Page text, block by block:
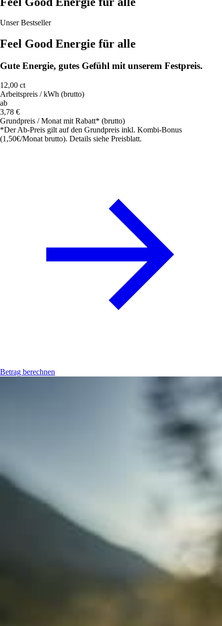
Unser Bestseller
Feel Good Energie für alle
Gute Energie, gutes Gefühl mit unserem Festpreis.
12,00 ct
Arbeitspreis / kWh (brutto)
ab
3,78 €
Grundpreis / Monat mit Rabatt* (brutto)
*Der Ab-Preis gilt auf den Grundpreis inkl. Kombi-Bonus
(1,50€/Monat brutto). Details siehe Preisblatt.
Betrag berechnen